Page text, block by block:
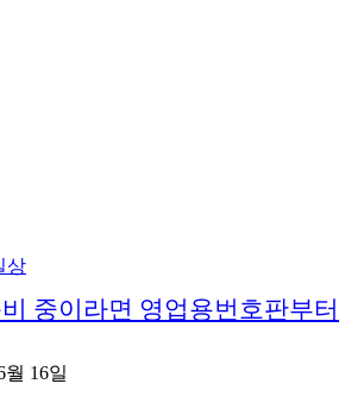
상
중이라면 영업용번호판부터
월 16일